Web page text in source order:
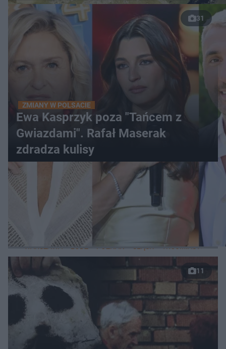
31
ZMIANY W POLSACIE
Ewa Kasprzyk poza "Tańcem z
Gwiazdami". Rafał Maserak
zdradza kulisy
WIĘCEJ
LOKALNE
WARSZAWA ŁÓDŹ TRÓJMIASTO
11